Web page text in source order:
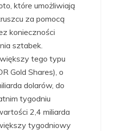
które umożliwiają
za pomocą
konieczności
sztabek.
tego typu
Gold Shares), o
dolarów, do
tygodniu
2,4 miliarda
tygodniowy